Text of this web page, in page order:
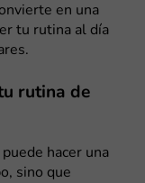
en una
tu rutina al día
rutina de
hacer una
sino que